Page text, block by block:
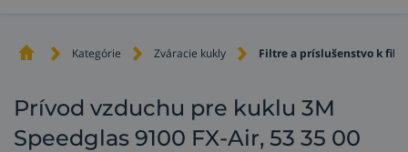
Kategórie Zváracie kukly Filtre a príslušenstvo k
Prívod vzduchu pre kuklu 3M
Speedglas 9100 FX-Air, 53 35 00